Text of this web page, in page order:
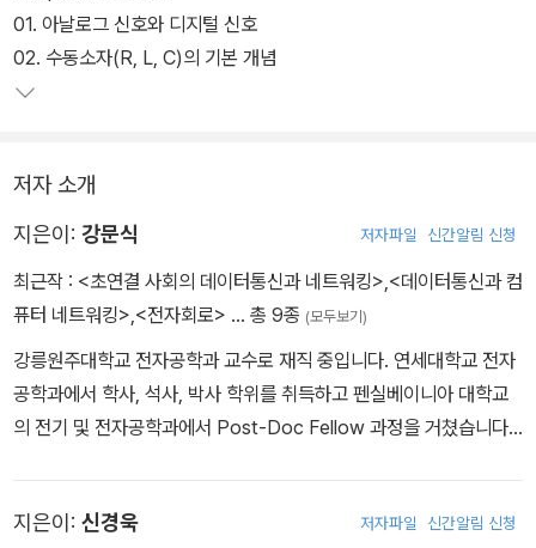
01. 아날로그 신호와 디지털 신호
02. 수동소자(R, L, C)의 기본 개념
저자 소개
지은이: 강문식 저자파일 신간알림 신청
최근작 : <초연결 사회의 데이터통신과 네트워킹>,<데이터통신과 컴
퓨터 네트워킹>,<전자회로> … 총 9종 (모두보기)
강릉원주대학교 전자공학과 교수로 재직 중입니다. 연세대학교 전자
공학과에서 학사, 석사, 박사 학위를 취득하고 펜실베이니아 대학교
의 전기 및 전자공학과에서 Post-Doc Fellow 과정을 거쳤습니다.
arch Associate으로 차세대 모바일 네트워크 응용에 관한 연구를
지은이: 신경욱 저자파일 신간알림 신청